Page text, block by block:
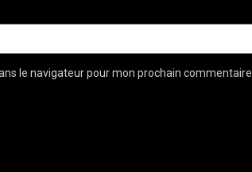
le navigateur pour mon prochain commentaire.